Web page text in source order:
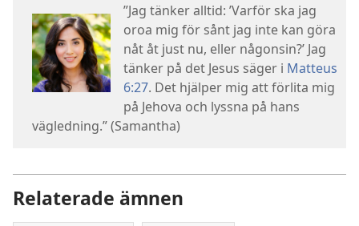
”Jag tänker alltid: ’Varför ska jag
oroa mig för sånt jag inte kan göra
nåt åt just nu, eller någonsin?’ Jag
tänker på det Jesus säger i Matteus
6:27. Det hjälper mig att förlita mig
på Jehova och lyssna på hans
vägledning.” (Samantha)
Relaterade ämnen